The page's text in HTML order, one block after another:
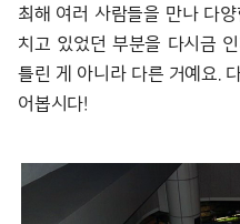
최해 여러 사람들을 만나 다
치고 있었던 부분을 다시금
틀린 게 아니라 다른 거예요.
어봅시다!